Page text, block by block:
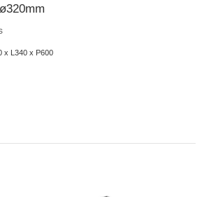
x L340 x P600